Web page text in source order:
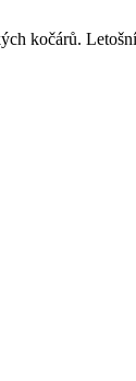
kočárů.